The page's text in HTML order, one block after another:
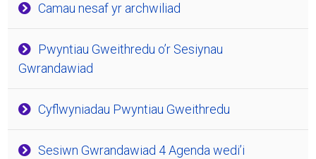
Camau nesaf yr archwiliad
Pwyntiau Gweithredu o’r Sesiynau
Gwrandawiad
Cyflwyniadau Pwyntiau Gweithredu
Sesiwn Gwrandawiad 4 Agenda wedi’i